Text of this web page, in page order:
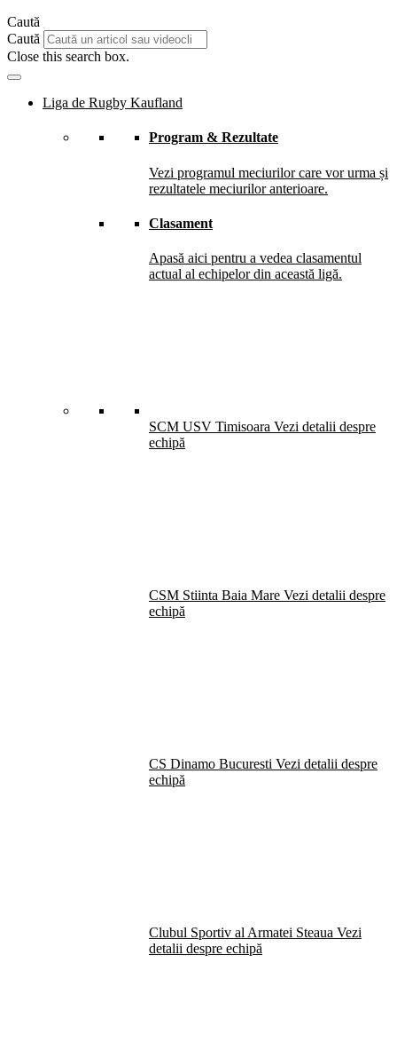
Caută
Caută
Close this search box.
Liga de Rugby Kaufland
Program & Rezultate
Vezi programul meciurilor care vor urma și
rezultatele meciurilor anterioare.
Clasament
Apasă aici pentru a vedea clasamentul
actual al echipelor din această ligă.
SCM USV Timisoara Vezi detalii despre
echipă
CSM Stiinta Baia Mare Vezi detalii despre
echipă
CS Dinamo Bucuresti Vezi detalii despre
echipă
Clubul Sportiv al Armatei Steaua Vezi
detalii despre echipă